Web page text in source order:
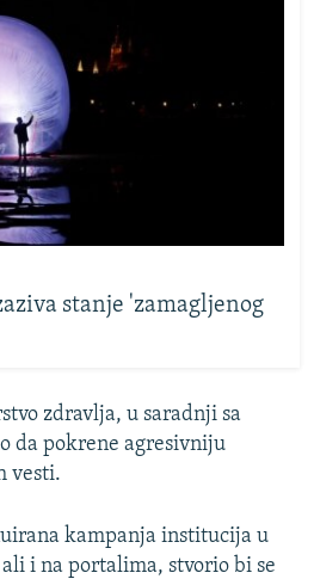
stanje 'zamagljenog
zdravlja, u saradnji sa
da pokrene agresivniju
vesti.
kampanja institucija u
i na portalima, stvorio bi se